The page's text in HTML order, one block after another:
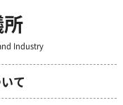
Industry
て